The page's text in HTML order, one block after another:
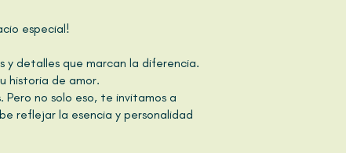
especial!
y detalles que marcan la diferencia.
historia de amor.
no solo eso, te invitamos a
reflejar la esencia y personalidad